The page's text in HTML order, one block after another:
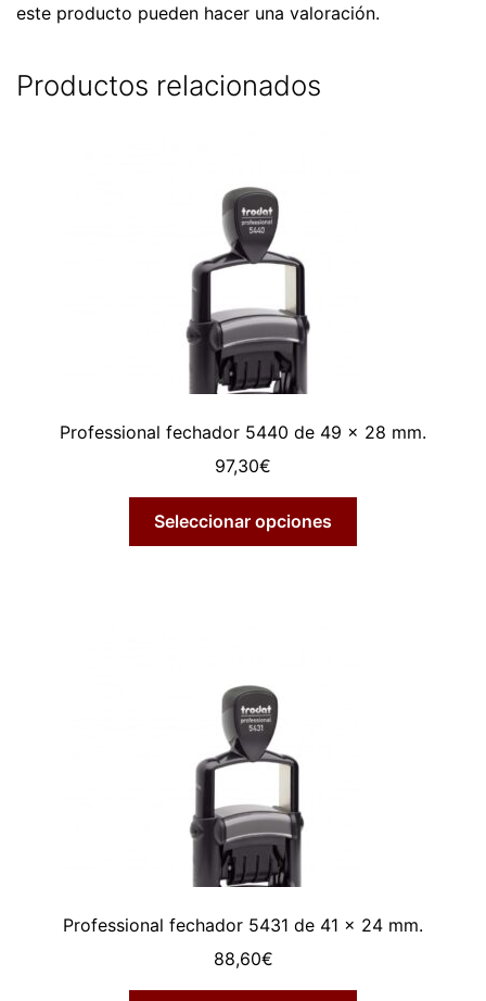
este producto pueden hacer una valoración.
Productos relacionados
Professional fechador 5440 de 49 x 28 mm.
97,30€
Seleccionar opciones
Professional fechador 5431 de 41 x 24 mm.
88,60€